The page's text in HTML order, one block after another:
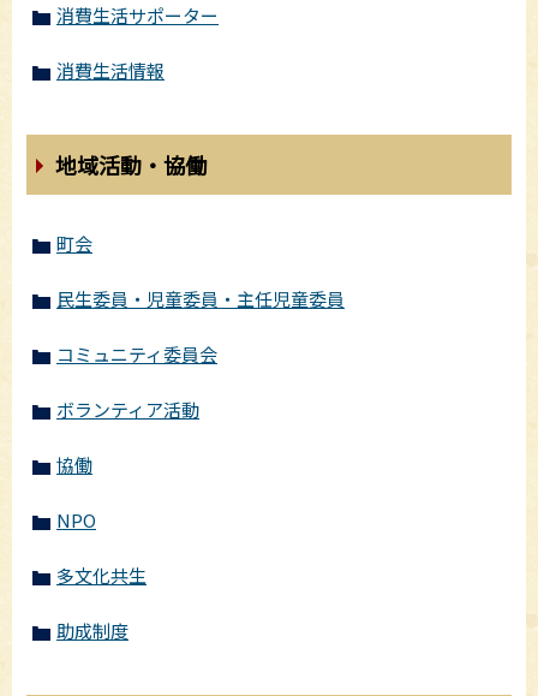
消費生活サポーター
消費生活情報
地域活動・協働
町会
民生委員・児童委員・主任児童委員
コミュニティ委員会
ボランティア活動
協働
NPO
多文化共生
助成制度